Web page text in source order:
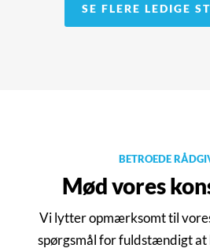
SE FLERE LEDIGE
BETROEDE
Mød vores
Vi lytter opmærksomt til
spørgsmål for fuldstændigt at